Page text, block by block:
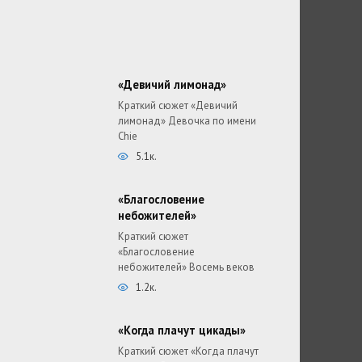
«Девичий лимонад»
Краткий сюжет «Девичий
лимонад» Девочка по имени
Chie
5.1к.
«Благословение
небожителей»
Краткий сюжет
«Благословение
небожителей» Восемь веков
1.2к.
«Когда плачут цикады»
Краткий сюжет «Когда плачут